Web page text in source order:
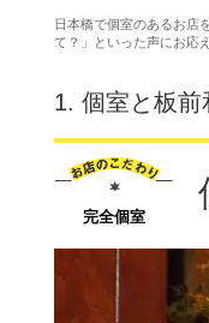
日本橋で個室のあるお店
て？」といった声にお応
1. 個室と板前
完全個室